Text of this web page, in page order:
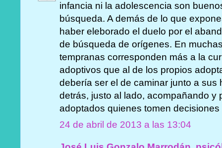
infancia ni la adolescencia son
búsqueda. A demás de lo que
haber eleborado el duelo por el
de búsqueda de orígenes. En
tempranas corresponden más a la
adoptivos que al de los propios
debería ser el de caminar junto a sus
detrás, justo al lado, acompañando y
adoptados quienes tomen
24 de abril de 2013 a las 13:04